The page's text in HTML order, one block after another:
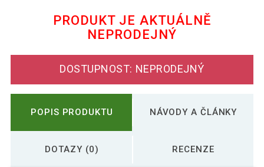
PRODUKT JE AKTUÁLNĚ
NEPRODEJNÝ
DOSTUPNOST: NEPRODEJNÝ
POPIS PRODUKTU NÁVODY A ČLÁNKY
DOTAZY (0) RECENZE